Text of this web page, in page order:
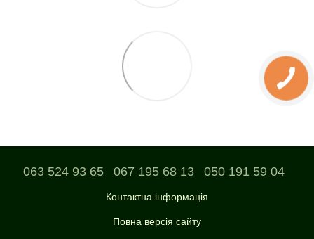
063 524 93 65 067 195 68 13 050 191 59 04
Контактна інформація
Повна версія сайту